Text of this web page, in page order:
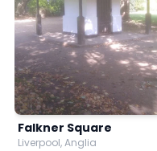
Falkner Square
Liverpool, Anglia